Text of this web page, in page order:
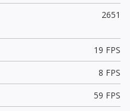
2651
19 FPS
8 FPS
59 FPS